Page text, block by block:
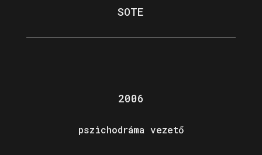
SOTE
2006
pszichodráma vezető